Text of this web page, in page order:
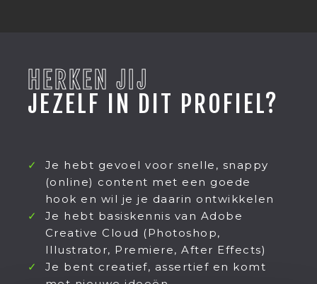
HERKEN JIJ
JEZELF IN DIT PROFIEL?
Je hebt gevoel voor snelle, snappy
(online) content met een goede
hook en wil je je daarin ontwikkelen
Je hebt basiskennis van Adobe
Creative Cloud (Photoshop,
Illustrator, Premiere, After Effects)
Je bent creatief, assertief en komt